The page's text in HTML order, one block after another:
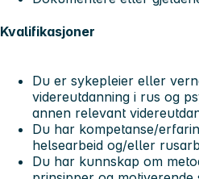
Kvalifikasjoner
Du er sykepleier eller
videreutdanning i rus og
annen relevant
Du har kompetanse/
helsearbeid og/eller
Du har kunnskap om